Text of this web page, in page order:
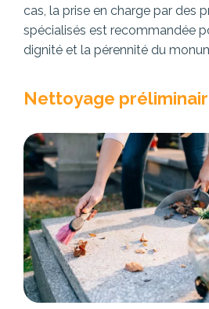
cas, la prise en charge par des
spécialisés est recommandée
dignité et la pérennité du
Nettoyage